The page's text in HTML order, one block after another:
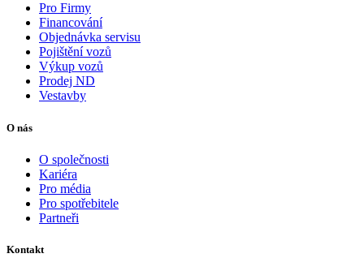
Pro Firmy
Financování
Objednávka servisu
Pojištění vozů
Výkup vozů
Prodej ND
Vestavby
O nás
O společnosti
Kariéra
Pro média
Pro spotřebitele
Partneři
Kontakt